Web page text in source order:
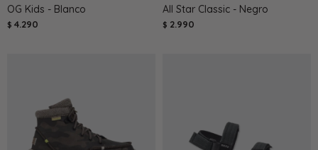
OG Kids - Blanco
$ 4.290
All Star Classic - Negro
$ 2.990